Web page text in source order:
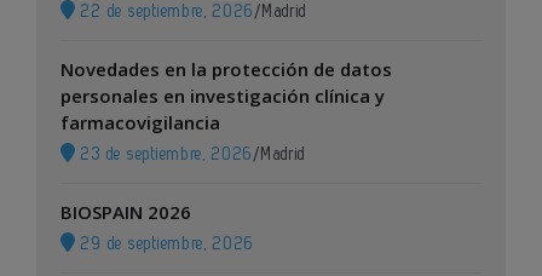
22 de septiembre, 2026 / Madrid
Novedades en la protección de datos
personales en investigación clínica y
farmacovigilancia
23 de septiembre, 2026 / Madrid
BIOSPAIN 2026
29 de septiembre, 2026